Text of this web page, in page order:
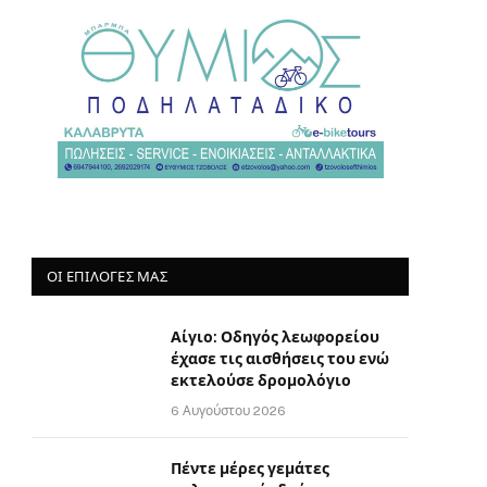
ΟΙ ΕΠΙΛΟΓΈΣ ΜΑΣ
Αίγιο: Οδηγός λεωφορείου
έχασε τις αισθήσεις του ενώ
εκτελούσε δρομολόγιο
6 Αυγούστου 2026
Πέντε μέρες γεμάτες